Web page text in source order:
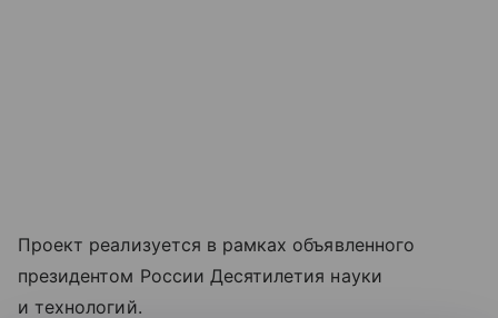
Проект реализуется в рамках объявленного
президентом России Десятилетия науки
и технологий.